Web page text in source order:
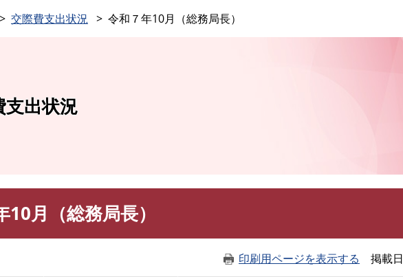
交際費支出状況 令和７年10月（総務局長）
支出状況
10月（総務局長）
印刷用ページを表示する 掲載日